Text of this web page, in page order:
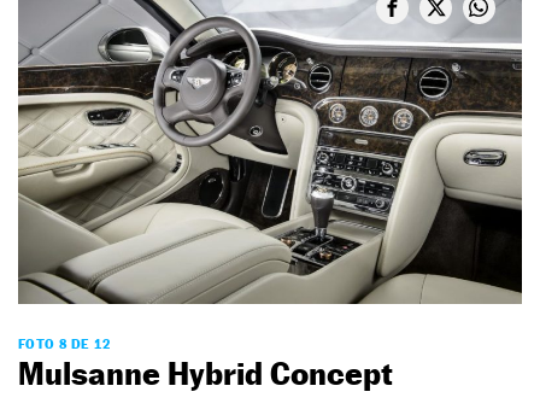
FOTO 8 DE 12
Mulsanne Hybrid Concept